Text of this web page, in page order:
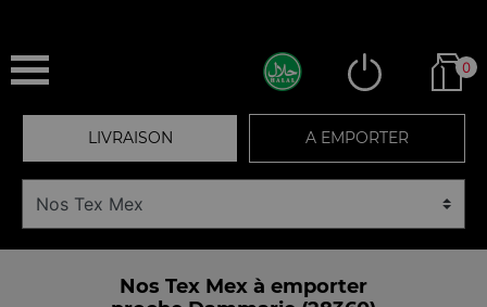
0
LIVRAISON A EMPORTER
Nos Tex Mex à emporter